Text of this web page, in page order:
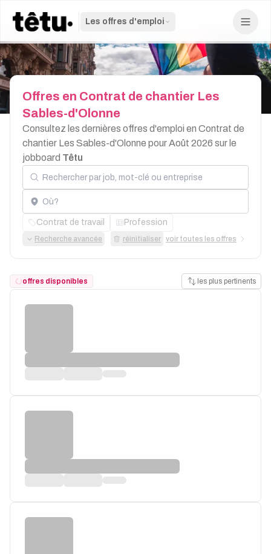
Les offres d'emploi
Offres en Contrat de chantier Les
Sables-d'Olonne
Consultez les dernières offres d'emploi en Contrat de
chantier Les Sables-d'Olonne pour Août 2026 sur le
jobboard Têtu
Rechercher par job, mot-clé ou entreprise
Localisation
Contrat de travail Profession
Recherche avancée réinitialiser voir toutes les offres
offres disponibles les plus pertinents